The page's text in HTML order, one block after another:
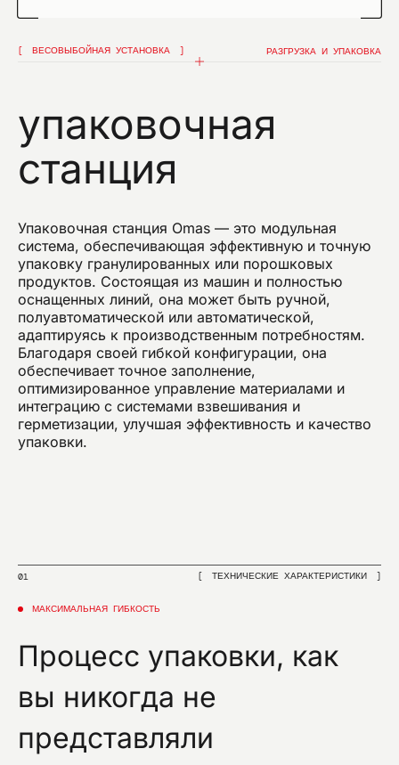
ВЕСОВЫБОЙНАЯ УСТАНОВКА РАЗГРУЗКА И УПАКОВКА
упаковочная
станция
Упаковочная станция Omas — это модульная
система, обеспечивающая эффективную и точную
упаковку гранулированных или порошковых
продуктов. Состоящая из машин и полностью
оснащенных линий, она может быть ручной,
полуавтоматической или автоматической,
адаптируясь к производственным потребностям.
Благодаря своей гибкой конфигурации, она
обеспечивает точное заполнение,
оптимизированное управление материалами и
интеграцию с системами взвешивания и
герметизации, улучшая эффективность и качество
упаковки.
01 ТЕХНИЧЕСКИЕ ХАРАКТЕРИСТИКИ
МАКСИМАЛЬНАЯ ГИБКОСТЬ
Процесс упаковки, как
вы никогда не
представляли
Я подтверждаю, что ознакомился с политикой
бюллетеней) по электронной почте со ссылками
на товары или услуги.
ОТПРАВИТЬ